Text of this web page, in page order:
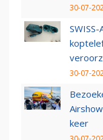
30-07-
30-07-
keer